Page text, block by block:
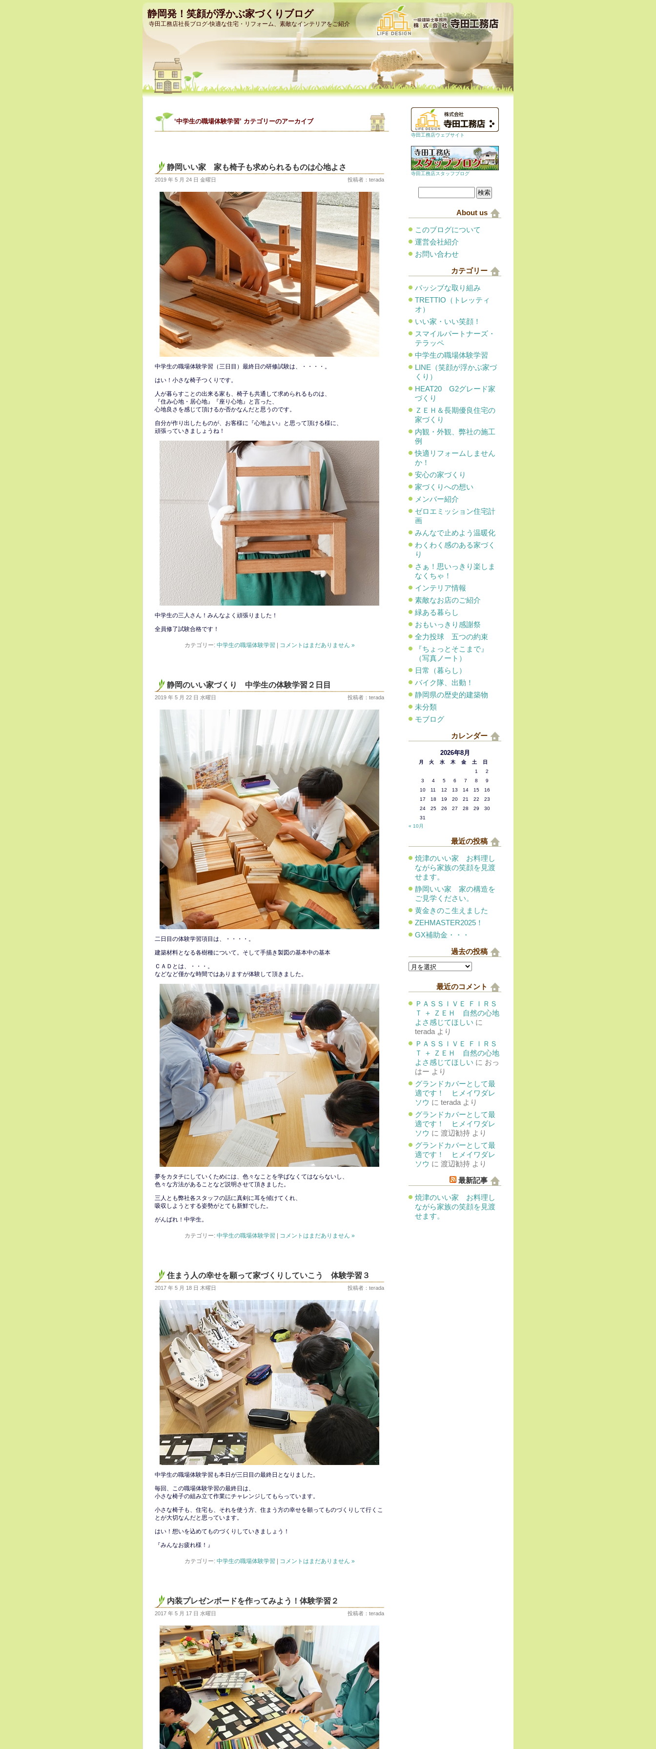
静岡発！笑顔が浮かぶ家づくりブログ
寺田工務店社長ブログ-快適な住宅・リフォーム、素敵なインテリアをご紹介
‘中学生の職場体験学習’ カテゴリーのアーカイブ
静岡いい家 家も椅子も求められるものは心地よさ
2019 年 5 月 24 日 金曜日 投稿者：terada
中学生の職場体験学習（三日目）最終日の研修試験は、・・・・。
はい！小さな椅子つくりです。
人が暮らすことの出来る家も、椅子も共通して求められるものは、
『住み心地・居心地』『座り心地』と言った、
心地良さを感じて頂けるか否かなんだと思うのです。
自分が作り出したものが、お客様に『心地よい』と思って頂ける様に、
頑張っていきましょうね！
中学生の三人さん！みんなよく頑張りました！
全員修了試験合格です！
カテゴリー: 中学生の職場体験学習 コメントはまだありません »
静岡のいい家づくり 中学生の体験学習２日目
2019 年 5 月 22 日 水曜日 投稿者：terada
二日目の体験学習項目は、・・・・。
建築材料となる各樹種について。そして手描き製図の基本中の基本
ＣＡＤとは、・・・。
などなど僅かな時間ではありますが体験して頂きました。
夢をカタチにしていくためには、色々なことを学ばなくてはならないし、
色々な方法があることなど説明させて頂きました。
三人とも弊社各スタッフの話に真剣に耳を傾けてくれ、
吸収しようとする姿勢がとても新鮮でした。
がんばれ！中学生。
カテゴリー: 中学生の職場体験学習 コメントはまだありません »
住まう人の幸せを願って家づくりしていこう 体験学習３
2017 年 5 月 18 日 木曜日 投稿者：terada
中学生の職場体験学習も本日が三日目の最終日となりました。
毎回、この職場体験学習の最終日は、
小さな椅子の組み立て作業にチャレンジしてもらっています。
小さな椅子も、住宅も、それを使う方、住まう方の幸せを願ってものづくりして行くこ
とが大切なんだと思っています。
はい！想いを込めてものづくりしていきましょう！
『みんなお疲れ様！』
カテゴリー: 中学生の職場体験学習 コメントはまだありません »
内装プレゼンボードを作ってみよう！体験学習２
2017 年 5 月 17 日 水曜日 投稿者：terada
寺田工務店ウェブサイト
寺田工務店スタッフブログ
About us
このブログについて
運営会社紹介
お問い合わせ
カテゴリー
パッシブな取り組み
TRETTIO（トレッティ
オ）
いい家・いい笑顔！
スマイルパートナーズ・
テラッペ
中学生の職場体験学習
LINE（笑顔が浮かぶ家づ
くり）
HEAT20 G2グレード家
づくり
ＺＥＨ＆長期優良住宅の
家づくり
内観・外観、弊社の施工
例
快適リフォームしません
か！
安心の家づくり
家づくりへの想い
メンバー紹介
ゼロエミッション住宅計
画
みんなで止めよう温暖化
わくわく感のある家づく
り
さぁ！思いっきり楽しま
なくちゃ！
インテリア情報
素敵なお店のご紹介
緑ある暮らし
おもいっきり感謝祭
全力投球 五つの約束
『ちょっとそこまで』
（写真ノート）
日常（暮らし）
バイク隊、出動！
静岡県の歴史的建築物
未分類
モブログ
カレンダー
2026年8月
月 火 水 木 金 土
日
1
2
3
4 5 6 7 8
9
10
11 12 13 14 15
16
17
18 19 20 21 22
23
24
25 26 27 28 29
30
31
« 10月
最近の投稿
焼津のいい家 お料理し
ながら家族の笑顔を見渡
せます。
静岡いい家 家の構造を
ご見学ください。
黄金きのこ生えました
ZEHMASTER2025！
GX補助金・・・
過去の投稿
過
去
最近のコメント
ＰＡＳＳＩＶＥ ＦＩＲＳ
Ｔ ＋ ＺＥＨ 自然の心地
よさ感じてほしい に
terada より
ＰＡＳＳＩＶＥ ＦＩＲＳ
Ｔ ＋ ＺＥＨ 自然の心地
よさ感じてほしい に おっ
はー より
グランドカバーとして最
適です！ ヒメイワダレ
ソウ に terada より
グランドカバーとして最
適です！ ヒメイワダレ
ソウ に 渡辺勧持 より
グランドカバーとして最
適です！ ヒメイワダレ
ソウ に 渡辺勧持 より
最新記事
焼津のいい家 お料理し
ながら家族の笑顔を見渡
せます。